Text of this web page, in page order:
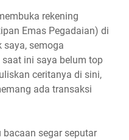
rekening
Emas Pegadaian) di
saya, semoga
ini saya belum top
ceritanya di sini,
ada transaksi
segar seputar